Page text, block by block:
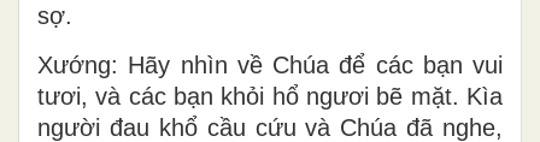
sợ.
Xướng: Hãy nhìn về Chúa để các bạn vui
tươi, và các bạn khỏi hổ ngươi bẽ mặt. Kìa
người đau khổ cầu cứu và Chúa đã nghe,